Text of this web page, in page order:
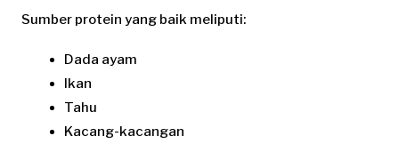
Sumber protein yang baik meliputi:
Dada ayam
Ikan
Tahu
Kacang-kacangan